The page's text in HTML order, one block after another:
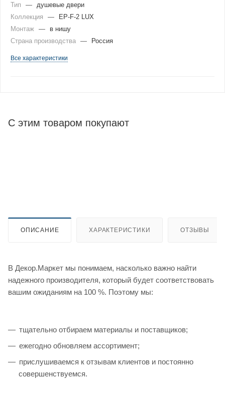
Тип
—
душевые двери
Коллекция
—
EP-F-2 LUX
Монтаж —
в нишу
Страна производства — Россия
Все характеристики
С этим товаром покупают
ОПИСАНИЕ ХАРАКТЕРИСТИКИ ОТЗЫВЫ
В Декор.Маркет мы понимаем, насколько важно найти
надежного производителя, который будет соответствовать
вашим ожиданиям на 100 %. Поэтому мы:
тщательно отбираем материалы и поставщиков;
ежегодно обновляем ассортимент;
прислушиваемся к отзывам клиентов и постоянно
совершенствуемся.